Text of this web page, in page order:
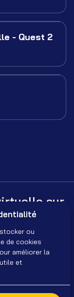
- Quest 2
sur
:
ou
de cookies
améliorer la
et